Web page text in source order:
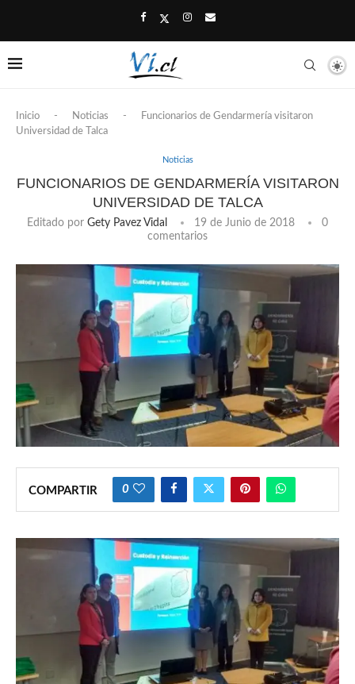
Inicio - Noticias -
Funcionarios de Gendarmería visitaron
Universidad de Talca
Noticias
FUNCIONARIOS DE GENDARMERÍA VISITARON
UNIVERSIDAD DE TALCA
Editado por Gety Pavez Vidal 19 de Junio de 2018
0
comentarios
COMPARTIR 0